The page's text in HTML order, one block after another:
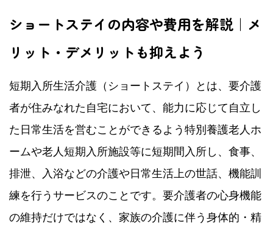
ショートステイの内容や費用を解説｜メ
リット・デメリットも抑えよう
短期入所生活介護（ショートステイ）とは、要介護
者が住みなれた自宅において、能力に応じて自立し
た日常生活を営むことができるよう特別養護老人ホ
ームや老人短期入所施設等に短期間入所し、食事、
排泄、入浴などの介護や日常生活上の世話、機能訓
練を行うサービスのことです。要介護者の心身機能
の維持だけではなく、家族の介護に伴う身体的・精